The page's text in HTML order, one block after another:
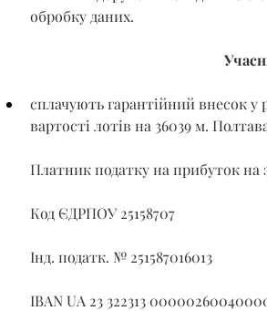
обробку даних.
сплачують гарантійний внесок у
вартості лотів на 36039 м.
Платник податку на прибуток на
Код ЄДРПОУ 25158707
Інд. податк. № 251587016013
IBAN UA 23 322313